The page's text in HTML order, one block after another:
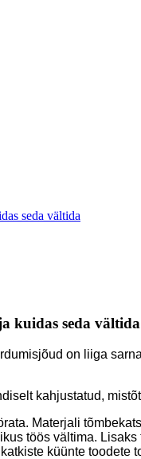
seda vältida
kuidas seda vältida
on liiga
kahjustatud,
Materjali
töös vältima.
küünte toodete